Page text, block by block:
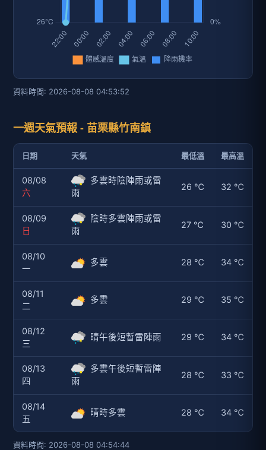
資料時間: 2026-08-08 04:53:52
一週天氣預報 - 苗栗縣竹南鎮
日期 天氣 最低溫 最高溫
08/08
六
多雲時陰陣雨或雷
雨
26 ℃ 32 ℃
08/09
日
陰時多雲陣雨或雷
雨
27 ℃ 30 ℃
08/10
一
多雲 28 ℃ 34 ℃
08/11
二
多雲 29 ℃ 35 ℃
08/12
三
晴午後短暫雷陣雨 29 ℃ 34 ℃
08/13
四
多雲午後短暫雷陣
雨
28 ℃ 33 ℃
08/14
五
晴時多雲 28 ℃ 34 ℃
資料時間: 2026-08-08 04:54:44